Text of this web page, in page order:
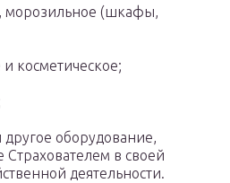
морозильное (шкафы,
косметическое;
другое оборудование,
Страхователем в своей
деятельности.